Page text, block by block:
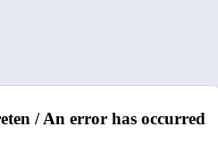
/ An error has occurred